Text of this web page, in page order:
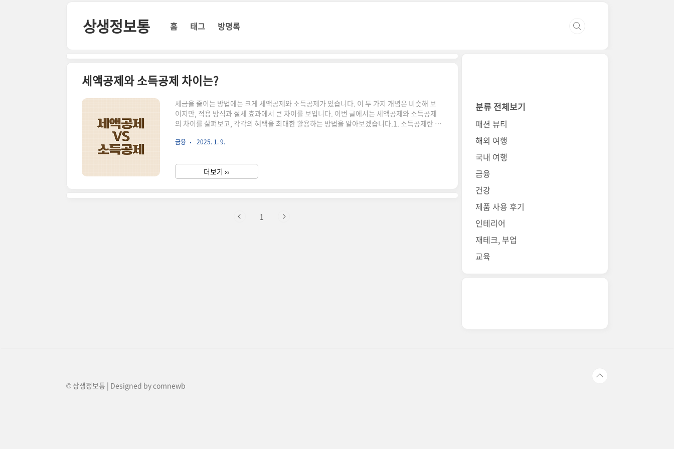
상생정보통 홈 태그 방명록
세액공제와 소득공제 차이는?
세금을 줄이는 방법에는 크게 세액공제와 소득공제가 있습니다. 이 두 가지 개념은 비슷해 보
이지만, 적용 방식과 절세 효과에서 큰 차이를 보입니다. 이번 글에서는 세액공제와 소득공제
의 차이를 살펴보고, 각각의 혜택을 최대한 활용하는 방법을 알아보겠습니다.1. 소득공제란 무
일정 금액을 공제하여 과세 기준이 되는 과세표준을 낮추는 방식입니다.소득공제의 예근로소
청약저축 금액 일부를 공제연금저축 소득공제: 연금저축에 납입한 금액에 대해 일정 한도 공제
소득공제의 절세 효과소득공제는 납세자의 소득구간에 따라 절세 효과가 달라집니다. 예를
금융 2025. 1. 9.
더보기 ››
1
분류 전체보기
패션 뷰티
해외 여행
국내 여행
금융
건강
제품 사용 후기
인테리어
재테크, 부업
교육
© 상생정보통 | Designed bycomnewb